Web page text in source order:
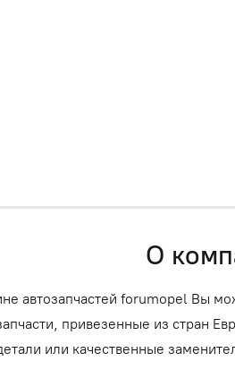
О
автозапчастей forumopel Вы
привезенные из стран
или качественные